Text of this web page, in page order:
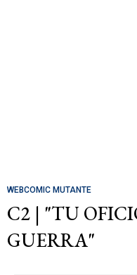
WEBCOMIC MUTANTE
C2 | "TU
GUERRA"